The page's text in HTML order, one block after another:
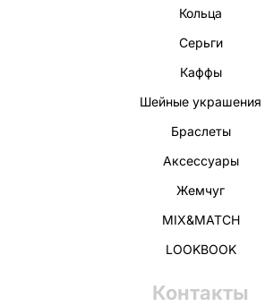
Кольца
Серьги
Каффы
Шейные украшения
Браслеты
Аксессуары
Жемчуг
MIX&MATCH
LOOKBOOK
Контакты